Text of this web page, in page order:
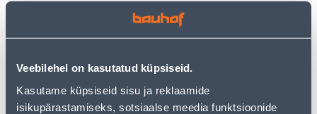
Veebilehel on kasutatud küpsiseid.
Kasutame küpsiseid sisu ja reklaamide
isikupärastamiseks, sotsiaalse meedia funktsioonide
pakume suurepäraseid alternatiive samast
tootekategooriast, mis võivad teile sama palju rõõmu
Teie ostlemisrõõm ei pea aga siin lõppema - oma
uurimistööd saate jätkata, naastes
kasutades meie võimsat otsingufunktsiooni, et leida
veelgi meelepärasemad valikuid. Head ostlemist!